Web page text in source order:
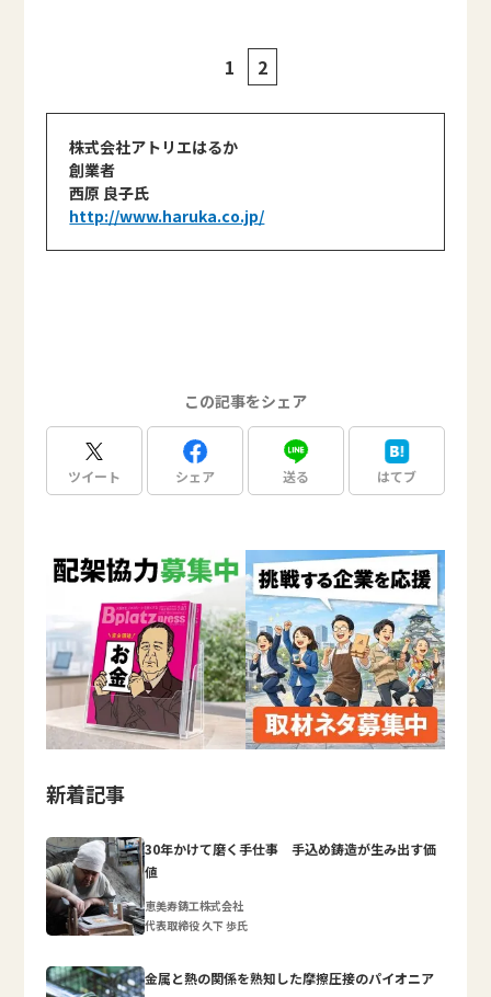
1 2
株式会社アトリエはるか
創業者
西原 良子氏
http://www.haruka.co.jp/
この記事をシェア
ツイート シェア 送る はてブ
新着記事
30年かけて磨く手仕事 手込め鋳造が生み出す価
値
恵美寿鋳工株式会社
代表取締役 久下 歩氏
金属と熱の関係を熟知した摩擦圧接のパイオニア